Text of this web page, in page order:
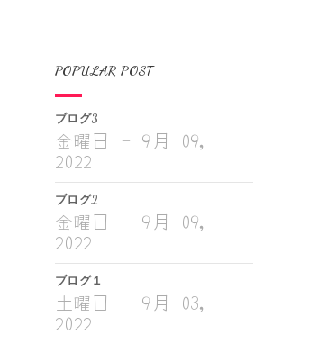
POPULAR POST
ブログ3
金曜日 - 9月 09,
2022
ブログ2
金曜日 - 9月 09,
2022
ブログ１
土曜日 - 9月 03,
2022